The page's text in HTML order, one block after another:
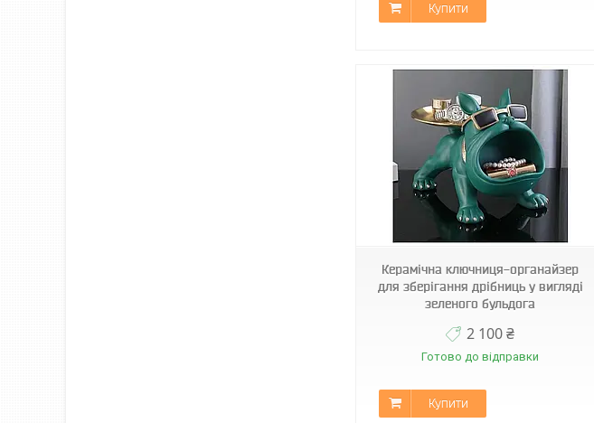
Купити
Керамічна ключниця-органайзер
для зберігання дрібниць у вигляді
зеленого бульдога
2 100 ₴
Готово до відправки
Купити
Арт1688